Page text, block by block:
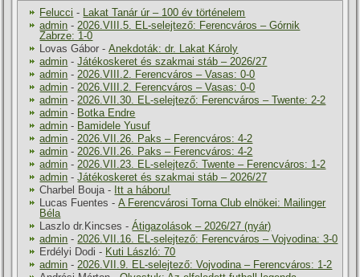
Felucci - Lakat Tanár úr – 100 év történelem
admin -2026.VIII.5. EL-selejtező: Ferencváros – Górnik
Zabrze: 1-0
Lovas Gábor -Anekdoták: dr. Lakat Károly
admin -Játékoskeret és szakmai stáb – 2026/27
admin -2026.VIII.2. Ferencváros – Vasas: 0-0
admin -2026.VIII.2. Ferencváros – Vasas: 0-0
admin -2026.VII.30. EL-selejtező: Ferencváros – Twente: 2-2
admin - Botka Endre
admin - Bamidele Yusuf
admin -2026.VII.26. Paks – Ferencváros: 4-2
admin -2026.VII.26. Paks – Ferencváros: 4-2
admin -2026.VII.23. EL-selejtező: Twente – Ferencváros: 1-2
admin -Játékoskeret és szakmai stáb – 2026/27
Charbel Bouja- Itt a háboru!
Lucas Fuentes -A Ferencvárosi Torna Club elnökei: Mailinger
Béla
Laszlo dr.Kincses -Átigazolások – 2026/27 (nyár)
admin -2026.VII.16. EL-selejtező: Ferencváros – Vojvodina: 3-0
Erdélyi Dodi - Kuti László: 70
admin -2026.VII.9. EL-selejtező: Vojvodina – Ferencváros: 1-2